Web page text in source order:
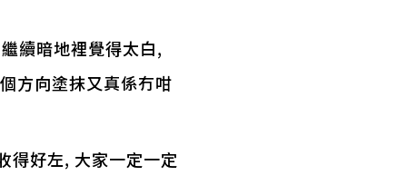
續暗地裡覺得太白,
方向塗抹又真係冇咁
得好左, 大家一定一定